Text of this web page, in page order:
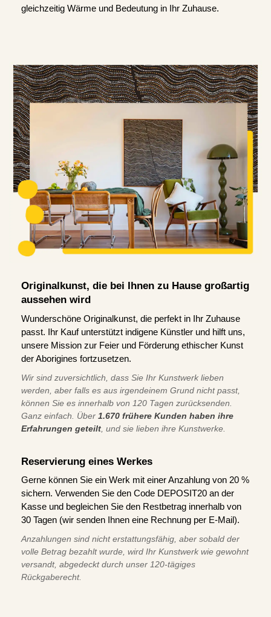
gleichzeitig Wärme und Bedeutung in Ihr Zuhause.
Originalkunst, die bei Ihnen zu Hause großartig
aussehen wird
Wunderschöne Originalkunst, die perfekt in Ihr Zuhause
passt. Ihr Kauf unterstützt indigene Künstler und hilft uns,
unsere Mission zur Feier und Förderung ethischer Kunst
der Aborigines fortzusetzen.
Wir sind zuversichtlich, dass Sie Ihr Kunstwerk lieben
werden, aber falls es aus irgendeinem Grund nicht passt,
können Sie es innerhalb von 120 Tagen zurücksenden.
Ganz einfach. Über 1.670 frühere Kunden haben ihre
Erfahrungen geteilt , und sie lieben ihre Kunstwerke.
Reservierung eines Werkes
Gerne können Sie ein Werk mit einer Anzahlung von 20 %
sichern. Verwenden Sie den Code DEPOSIT20 an der
Kasse und begleichen Sie den Restbetrag innerhalb von
30 Tagen (wir senden Ihnen eine Rechnung per E-Mail).
Anzahlungen sind nicht erstattungsfähig, aber sobald der
volle Betrag bezahlt wurde, wird Ihr Kunstwerk wie gewohnt
versandt, abgedeckt durch unser 120-tägiges
Rückgaberecht.